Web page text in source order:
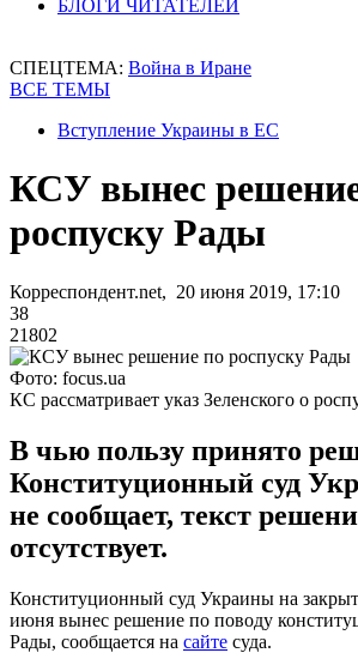
БЛОГИ ЧИТАТЕЛЕЙ
СПЕЦТЕМА: Война в Иране
ВСЕ ТЕМЫ
Вступление Украины в ЕС
КСУ вынес
роспуску Рады
Корреспондент.net, 20 июня 2019, 17:10
38
21802
Фото: focus.ua
КС рассматривает указ Зеленского о
В чью пользу принято
Конституционный суд
не сообщает, текст
отсутствует.
Конституционный суд Украины на
июня вынес решение по поводу
Рады, сообщается на сайте суда.